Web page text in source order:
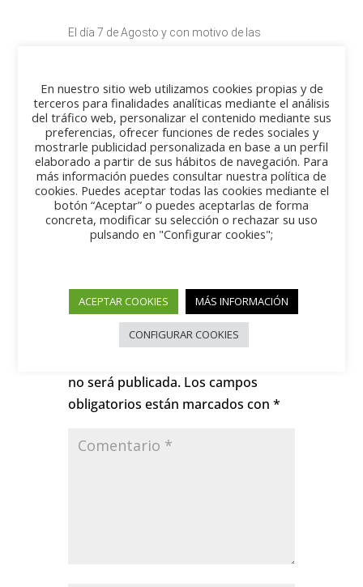
El día 7 de Agosto y con motivo de las
Larragueta,el evento comenzara a las 11.30
y terminara sobre las 2 del mediodia,la
exposicion se hara al lado del fronton de la
localidad y el ayuntamiento nos pondra
algun pintxo para amenizar el rato.
Enviar comentario
no será publicada. Los campos
obligatorios están marcados con *
En nuestro sitio web utilizamos cookies propias y de
terceros para finalidades analíticas mediante el análisis
del tráfico web, personalizar el contenido mediante sus
preferencias, ofrecer funciones de redes sociales y
mostrarle publicidad personalizada en base a un perfil
elaborado a partir de sus hábitos de navegación. Para
más información puedes consultar nuestra política de
cookies. Puedes aceptar todas las cookies mediante el
botón “Aceptar” o puedes aceptarlas de forma
concreta, modificar su selección o rechazar su uso
pulsando en "Configurar cookies";
ACEPTAR COOKIES MÁS INFORMACIÓN
CONFIGURAR COOKIES